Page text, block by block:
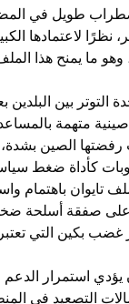
طويل في
لاعتمادها
ما يمنح هذا
بين البلدين
متهمة
رفضتها الصين
كأداة ضغط
تايوان باهتمام
صفقة أسلحة
غضب بكين التي
استمرار الدعم
التصعيد في